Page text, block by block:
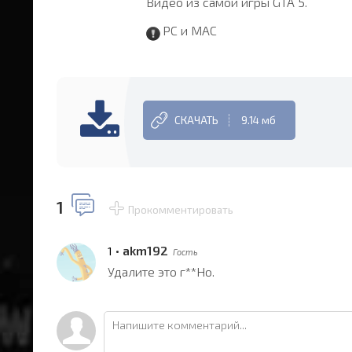
PC и MAC
СКАЧАТЬ 9.14 мб
1 Прокомментировать
1 • akm192 Гость
Удалите это г**Но.